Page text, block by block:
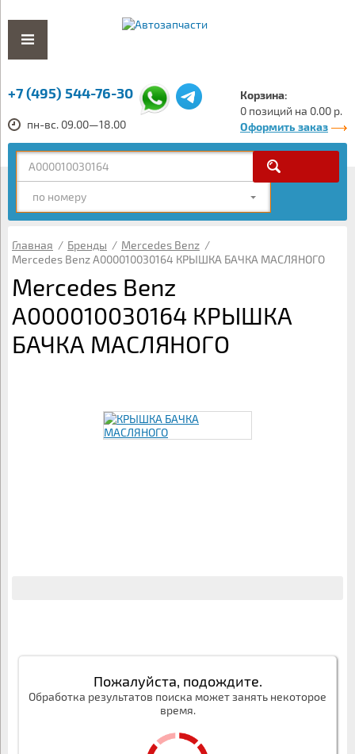
+7 (495) 544-76-30
пн-вс. 09.00—18.00
Корзина:
0 позиций на 0.00 р.
Оформить заказ
по номеру
Главная / Бренды / Mercedes Benz /
Mercedes Benz A000010030164 КРЫШКА БАЧКА МАСЛЯНОГО
Mercedes Benz
A000010030164 КРЫШКА
БАЧКА МАСЛЯНОГО
Пожалуйста, подождите.
Обработка результатов поиска может занять некоторое
время.